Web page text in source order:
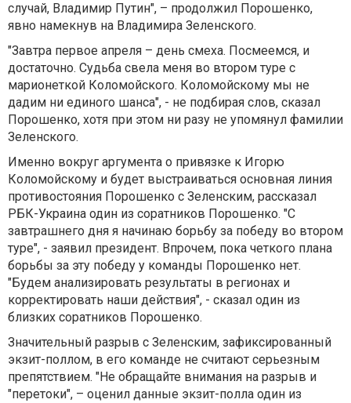
случай, Владимир Путин", – продолжил Порошенко,
явно намекнув на Владимира Зеленского.
"Завтра первое апреля – день смеха. Посмеемся, и
достаточно. Судьба свела меня во втором туре с
марионеткой Коломойского. Коломойскому мы не
дадим ни единого шанса", - не подбирая слов, сказал
Порошенко, хотя при этом ни разу не упомянул фамилии
Зеленского.
Именно вокруг аргумента о привязке к Игорю
Коломойскому и будет выстраиваться основная линия
противостояния Порошенко с Зеленским, рассказал
РБК-Украина один из соратников Порошенко. "С
завтрашнего дня я начинаю борьбу за победу во втором
туре", - заявил президент. Впрочем, пока четкого плана
борьбы за эту победу у команды Порошенко нет.
"Будем анализировать результаты в регионах и
корректировать наши действия", - сказал один из
близких соратников Порошенко.
Значительный разрыв с Зеленским, зафиксированный
экзит-поллом, в его команде не считают серьезным
препятствием. "Не обращайте внимания на разрыв и
"перетоки", – оценил данные экзит-полла один из